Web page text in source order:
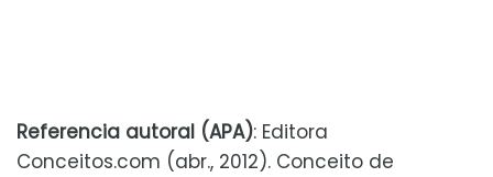
Referencia autoral (APA): Editora
Conceitos.com (abr., 2012). Conceito de